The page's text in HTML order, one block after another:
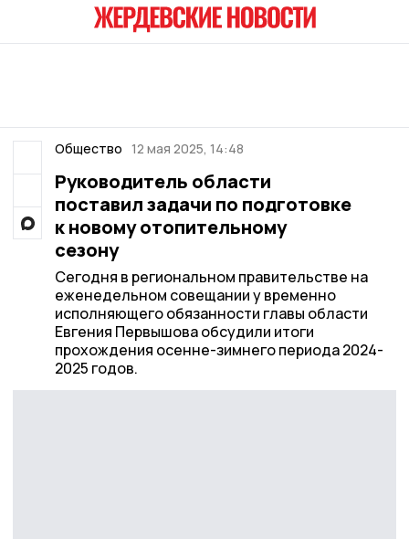
Общество 12 мая 2025, 14:48
Руководитель области
поставил задачи по подготовке
к новому отопительному
сезону
Сегодня в региональном правительстве на
еженедельном совещании у временно
исполняющего обязанности главы области
Евгения Первышова обсудили итоги
прохождения осенне-зимнего периода 2024-
2025 годов.